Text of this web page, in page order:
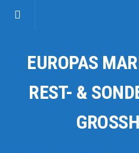
Kategorien
Auto & Motorrad
Fahrzeuge & Transport
EUROPAS
REST- &